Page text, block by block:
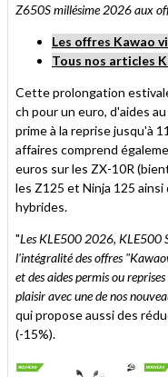
Z650S millésime 2026 aux
Les offres Kawao
Tous nos articles
Cette prolongation
ch pour un euro, d'aides
prime à la reprise jusqu'à
affaires comprend
euros sur les ZX-10R
les Z125 et Ninja 125
hybrides.
"Les KLE500 2026, KLE500
l'intégralité des offres
et des aides permis ou
plaisir avec une de nos
qui propose aussi des
(-15%).